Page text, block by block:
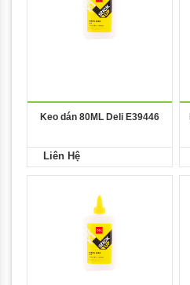
Keo dán 80ML Deli E39446
Liên Hệ